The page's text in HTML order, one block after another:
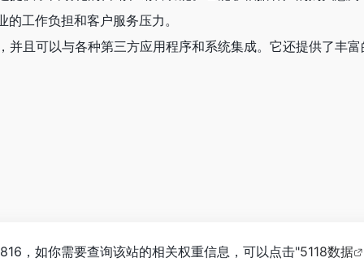
工作负担和客户服务压力。
并且可以与各种第三方应用程序和系统集成。它还提供了丰
，如你需要查询该站的相关权重信息，可以点击"5118数据